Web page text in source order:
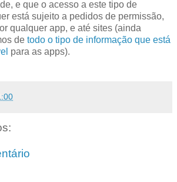
e que o acesso a este tipo de
está sujeito a pedidos de permissão,
qualquer app, e até sites (ainda
de todo o tipo de informação que está
para as apps).